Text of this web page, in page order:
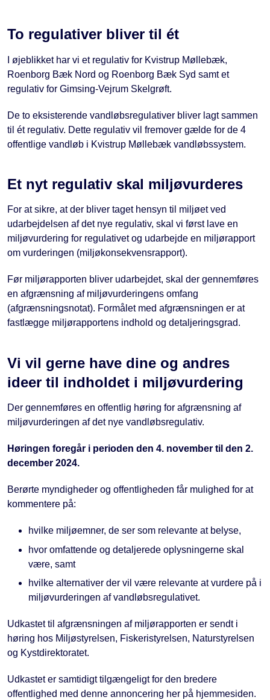
To regulativer bliver til ét
I øjeblikket har vi et regulativ for Kvistrup Møllebæk,
Roenborg Bæk Nord og Roenborg Bæk Syd samt et
regulativ for Gimsing-Vejrum Skelgrøft.
De to eksisterende vandløbsregulativer bliver lagt sammen
til ét regulativ. Dette regulativ vil fremover gælde for de 4
offentlige vandløb i Kvistrup Møllebæk vandløbssystem.
Et nyt regulativ skal miljøvurderes
For at sikre, at der bliver taget hensyn til miljøet ved
udarbejdelsen af det nye regulativ, skal vi først lave en
miljøvurdering for regulativet og udarbejde en miljørapport
om vurderingen (miljøkonsekvensrapport).
Før miljørapporten bliver udarbejdet, skal der gennemføres
en afgrænsning af miljøvurderingens omfang
(afgrænsningsnotat). Formålet med afgrænsningen er at
fastlægge miljørapportens indhold og detaljeringsgrad.
Vi vil gerne have dine og andres
ideer til indholdet i miljøvurdering
Der gennemføres en offentlig høring for afgrænsning af
miljøvurderingen af det nye vandløbsregulativ.
Høringen foregår i perioden den 4. november til den 2.
december 2024.
Berørte myndigheder og offentligheden får mulighed for at
kommentere på:
hvilke miljøemner, de ser som relevante at belyse,
hvor omfattende og detaljerede oplysningerne skal
være, samt
hvilke alternativer der vil være relevante at vurdere på i
miljøvurderingen af vandløbsregulativet.
Udkastet til afgrænsningen af miljørapporten er sendt i
høring hos Miljøstyrelsen, Fiskeristyrelsen, Naturstyrelsen
og Kystdirektoratet.
Udkastet er samtidigt tilgængeligt for den bredere
offentlighed med denne annoncering her på hjemmesiden.